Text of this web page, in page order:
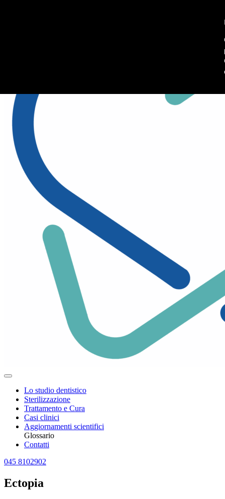
Lo studio dentistico
Sterilizzazione
Trattamento e Cura
Casi clinici
Aggiornamenti scientifici
Glossario
Contatti
045 8102902
Ectopia